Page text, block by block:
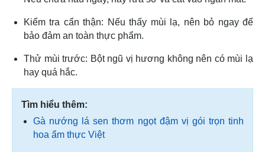
Kiểm tra cẩn thận: Nếu thấy mùi lạ, nên bỏ ngay để
bảo đảm an toàn thực phẩm.
Thử mùi trước: Bột ngũ vị hương không nên có mùi lạ
hay quá hắc.
Tìm hiểu thêm:
Gà nướng lá sen thơm ngọt đậm vị gói trọn tinh
hoa ẩm thực Việt